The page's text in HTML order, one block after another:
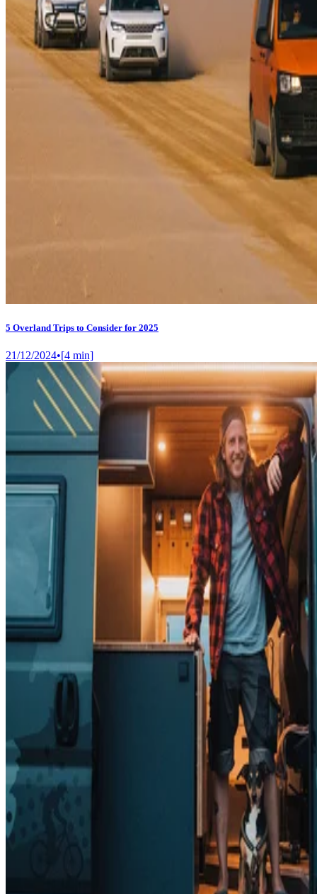
5 Overland Trips to Consider for 2025
21/12/2024•[4 min]